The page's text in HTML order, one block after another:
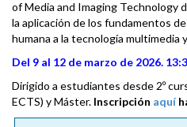
of Media and Imaging Technology
la aplicación de los fundamentos
humana a la tecnología multimedia
Del 9 al 12 de marzo de 2026.
Dirigido a estudiantes desde 2º
ECTS) y Máster. Inscripción aquí